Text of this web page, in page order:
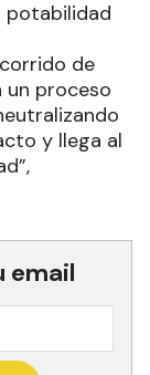
potabilidad
de
un proceso
y llega al
email